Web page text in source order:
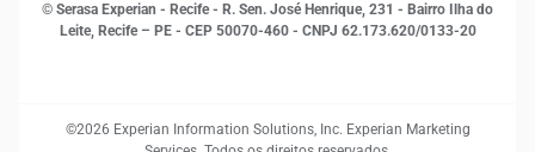
© Serasa Experian - Recife - R. Sen. José Henrique, 231 - Bairro Ilha do
Leite, Recife – PE - CEP 50070-460 - CNPJ 62.173.620/0133-20
©2026 Experian Information Solutions, Inc. Experian Marketing